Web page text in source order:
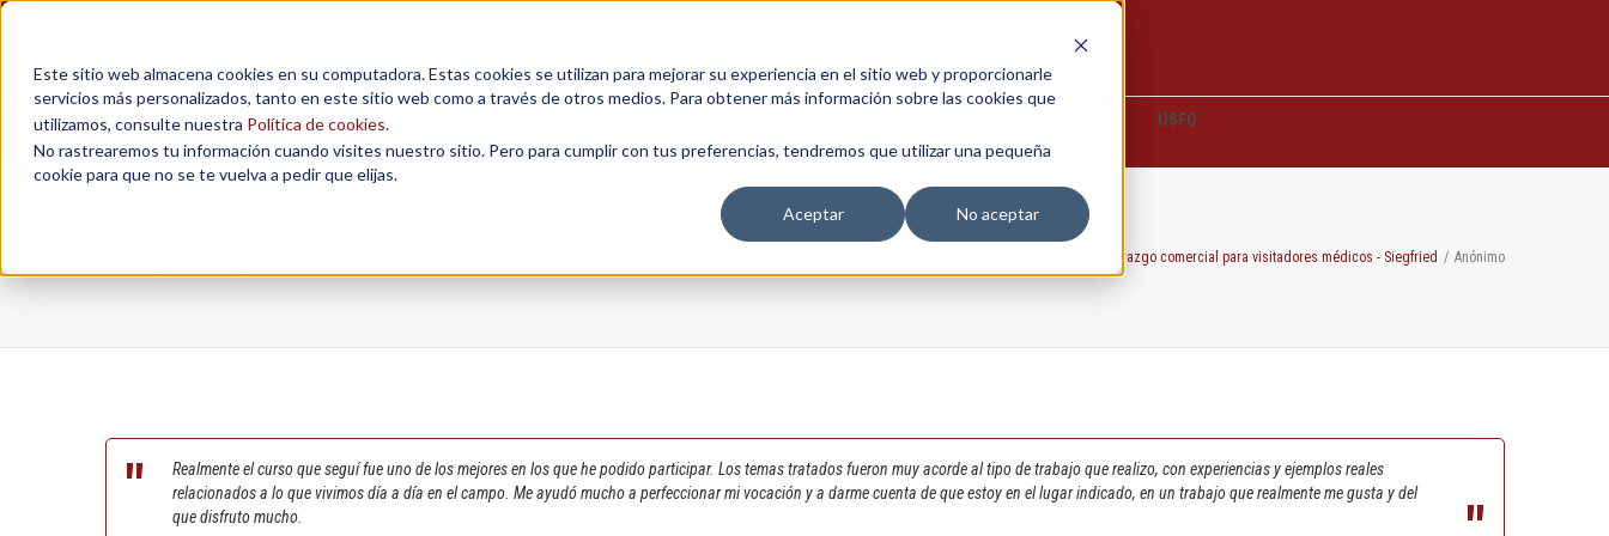
Este sitio web almacena cookies en su computadora. Estas cookies se utilizan para mejorar su experiencia en el sitio web y proporcionarle
servicios más personalizados, tanto en este sitio web como a través de otros medios. Para obtener más información sobre las cookies que
utilizamos, consulte nuestra Política de cookies.
No rastrearemos tu información cuando visites nuestro sitio. Pero para cumplir con tus preferencias, tendremos que utilizar una pequeña
cookie para que no se te vuelva a pedir que elijas.
Aceptar
No aceptar
USFQ
Liderazgo comercial para visitadores médicos - Siegfried / Anónimo
Realmente el curso que seguí fue uno de los mejores en los que he podido participar. Los temas tratados fueron muy acorde al tipo de trabajo que realizo, con experiencias y ejemplos reales
relacionados a lo que vivimos día a día en el campo. Me ayudó mucho a perfeccionar mi vocación y a darme cuenta de que estoy en el lugar indicado, en un trabajo que realmente me gusta y del
que disfruto mucho.